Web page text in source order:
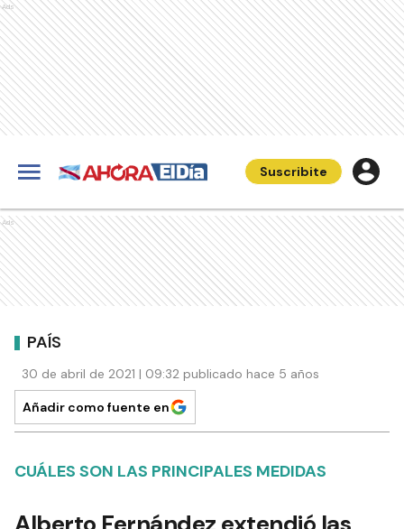
Ads
Suscribite
Ads
PAÍS
30 de abril de 2021 | 09:32 publicado hace 5 años
Añadir como fuente en
CUÁLES SON LAS PRINCIPALES MEDIDAS